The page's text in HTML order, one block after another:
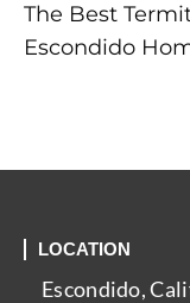
The Best
Escondido
LOCATION
Escondido,